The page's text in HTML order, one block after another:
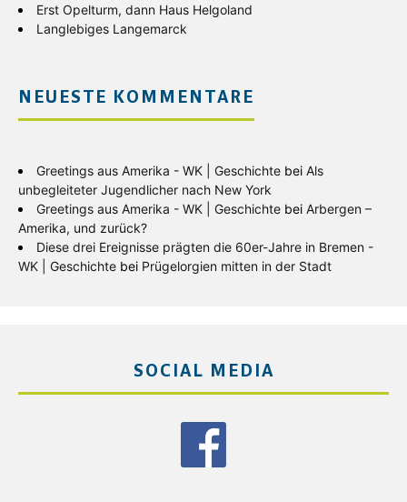
Erst Opelturm, dann Haus Helgoland
Langlebiges Langemarck
NEUESTE KOMMENTARE
Greetings aus Amerika - WK | Geschichte bei Als
unbegleiteter Jugendlicher nach New York
Greetings aus Amerika - WK | Geschichte bei Arbergen –
Amerika, und zurück?
Diese drei Ereignisse prägten die 60er-Jahre in Bremen -
WK | Geschichte bei Prügelorgien mitten in der Stadt
SOCIAL MEDIA